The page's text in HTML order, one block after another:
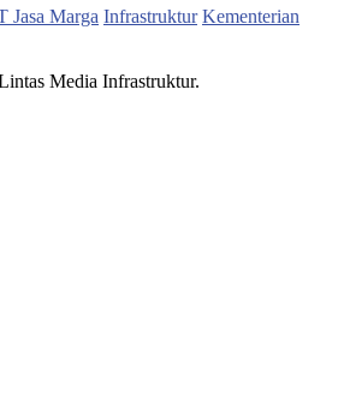
Jasa Marga Infrastruktur Kementerian
Media Infrastruktur.